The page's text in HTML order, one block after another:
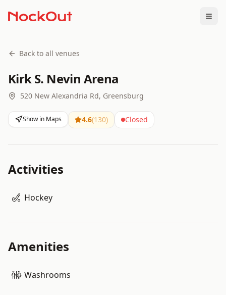
Back to all venues
Kirk S. Nevin Arena
520 New Alexandria Rd, Greensburg
Show in Maps 4.6(130) Closed
Activities
Hockey
Amenities
Washrooms